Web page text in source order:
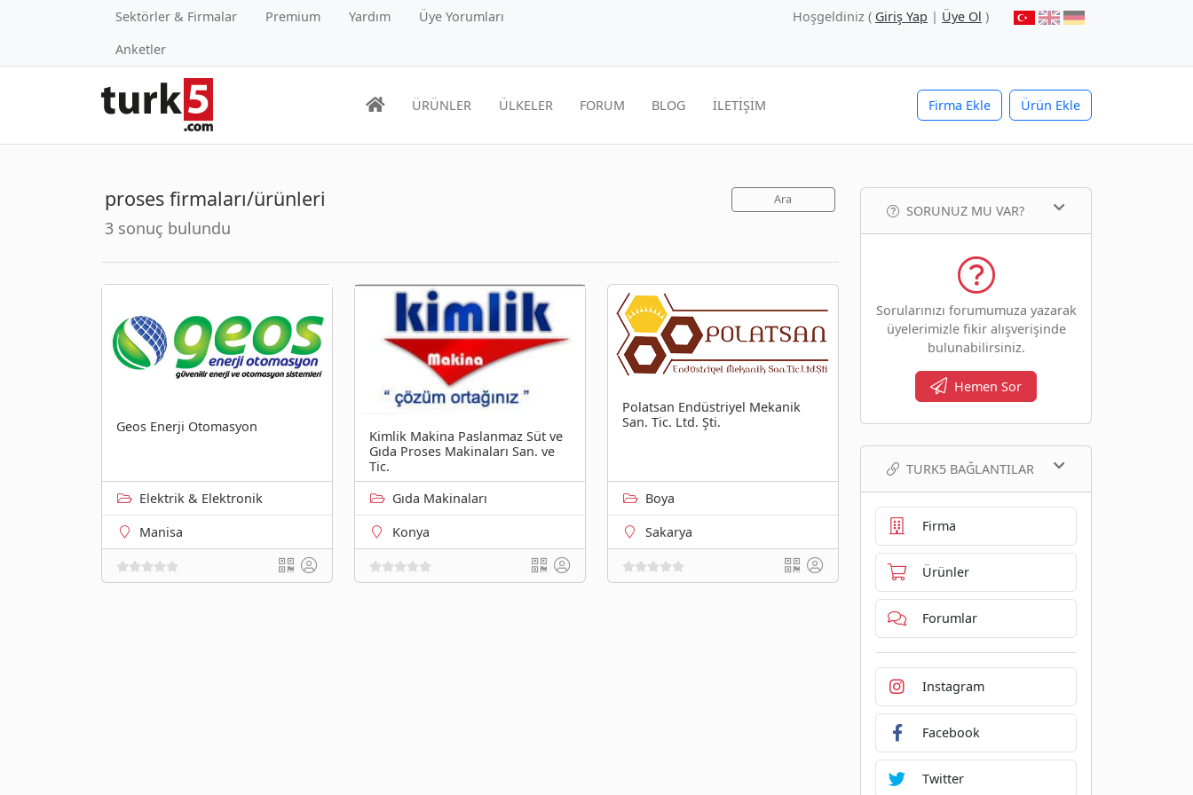
Sektörler & Firmalar Premium Yardım
Üye Yorumları
Anketler
Hoşgeldiniz ( Giriş Yap | Üye Ol )
Firma Ekle Ürün Ekle
ÜRÜNLER ÜLKELER FORUM BLOG İLETİŞİM
proses firmaları/ürünleri
3 sonuç bulundu
Ara
Geos Enerji Otomasyon
Elektrik & Elektronik
Manisa
Kimlik Makina Paslanmaz Süt ve
Gıda Proses Makinaları San. ve
Tic.
Gıda Makinaları
Konya
Polatsan Endüstriyel Mekanik
San. Tic. Ltd. Şti.
Boya
Sakarya
SORUNUZ MU VAR?
Sorularınızı forumumuza yazarak
üyelerimizle fikir alışverişinde
bulunabilirsiniz.
Hemen Sor
TURK5 BAĞLANTILAR
Firma
Ürünler
Forumlar
Instagram
Facebook
Twitter